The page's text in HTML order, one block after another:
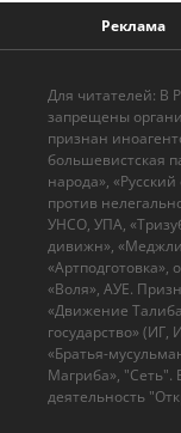
Реклама
Для читателей: В
запрещены
признан
большевистская
народа»,
против
УНСО, УПА,
дивижн»,
«Артподготовка»,
«Воля», АУЕ.
«Движение
государство»
«Братья-
Магриба»,
деятельность